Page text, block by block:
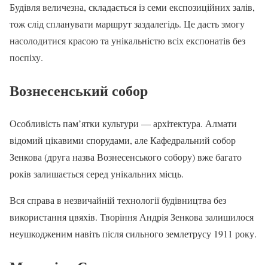
Будівля величезна, складається із семи експозиційних залів,
тож слід спланувати маршрут заздалегідь. Це дасть змогу
насолодитися красою та унікальністю всіх експонатів без
поспіху.
Вознесенський собор
Особливість пам’ятки культури — архітектура. Алмати
відомий цікавими спорудами, але Кафедральний собор
Зенкова (друга назва Вознесенського собору) вже багато
років залишається серед унікальних місць.
Вся справа в незвичайній технології будівництва без
використання цвяхів. Творіння Андрія Зенкова залишилося
неушкодженим навіть після сильного землетрусу 1911 року.